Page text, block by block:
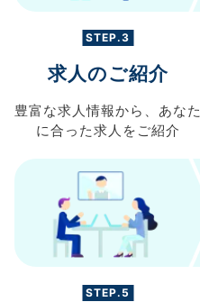
STEP.3
求人のご紹介
豊富な求人情報から、 あなた
に合った求人を ご紹介
STEP.5